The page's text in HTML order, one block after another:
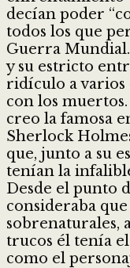
decían poder
todos los que
Guerra
y su estricto
ridículo a varios
con los
creo la famosa
Sherlock
que, junto a su
tenían la
Desde el punto
consideraba
sobrenaturales,
trucos él tenía
como el